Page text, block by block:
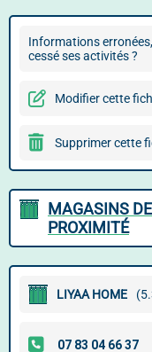
Informations
cessé ses activités ?
Modifier cette
Supprimer cette
MAGASINS
PROXIMITÉ
LIYAA HOME